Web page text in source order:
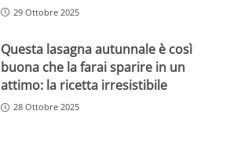
29 Ottobre 2025
Questa lasagna autunnale è così
buona che la farai sparire in un
attimo: la ricetta irresistibile
28 Ottobre 2025